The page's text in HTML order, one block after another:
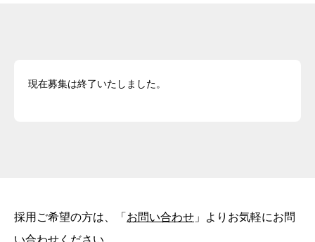
現在募集は終了いたしました。
採用ご希望の方は、「 お問い合わせ 」よりお気軽にお問
い合わせください。